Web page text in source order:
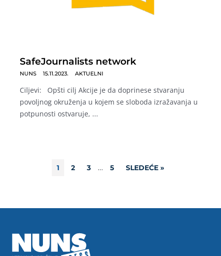
SafeJournalists network
NUNS 15.11.2023. AKTUELNI
Ciljevi: Opšti cilj Akcije je da doprinese stvaranju
povoljnog okruženja u kojem se sloboda izražavanja u
potpunosti ostvaruje, ...
1 2 3 … 5 SLEDEĆE »